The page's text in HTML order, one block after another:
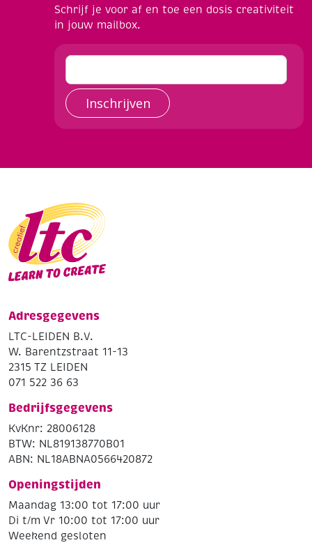
Schrijf je voor af en toe een dosis creativiteit
in jouw mailbox.
Inschrijven
Adresgegevens
LTC-LEIDEN B.V.
W. Barentzstraat 11-13
2315 TZ LEIDEN
071 522 36 63
Bedrijfsgegevens
KvKnr: 28006128
BTW: NL819138770B01
ABN: NL18ABNA0566420872
Openingstijden
Maandag 13:00 tot 17:00 uur
Di t/m Vr 10:00 tot 17:00 uur
Weekend gesloten